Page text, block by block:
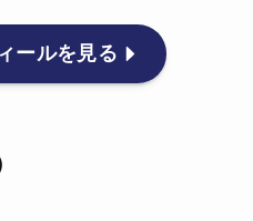
ールを見る